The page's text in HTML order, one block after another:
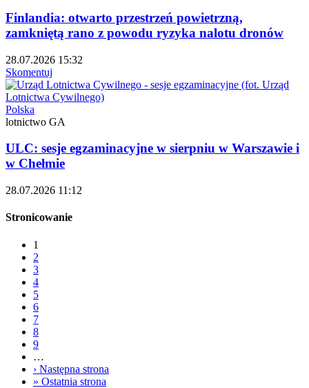
Finlandia: otwarto przestrzeń powietrzną,
zamkniętą rano z powodu ryzyka nalotu dronów
28.07.2026 15:32
Skomentuj
Polska
lotnictwo GA
ULC: sesje egzaminacyjne w sierpniu w Warszawie i
w Chełmie
28.07.2026 11:12
Stronicowanie
1
2
3
4
5
6
7
8
9
…
› Następna strona
» Ostatnia strona